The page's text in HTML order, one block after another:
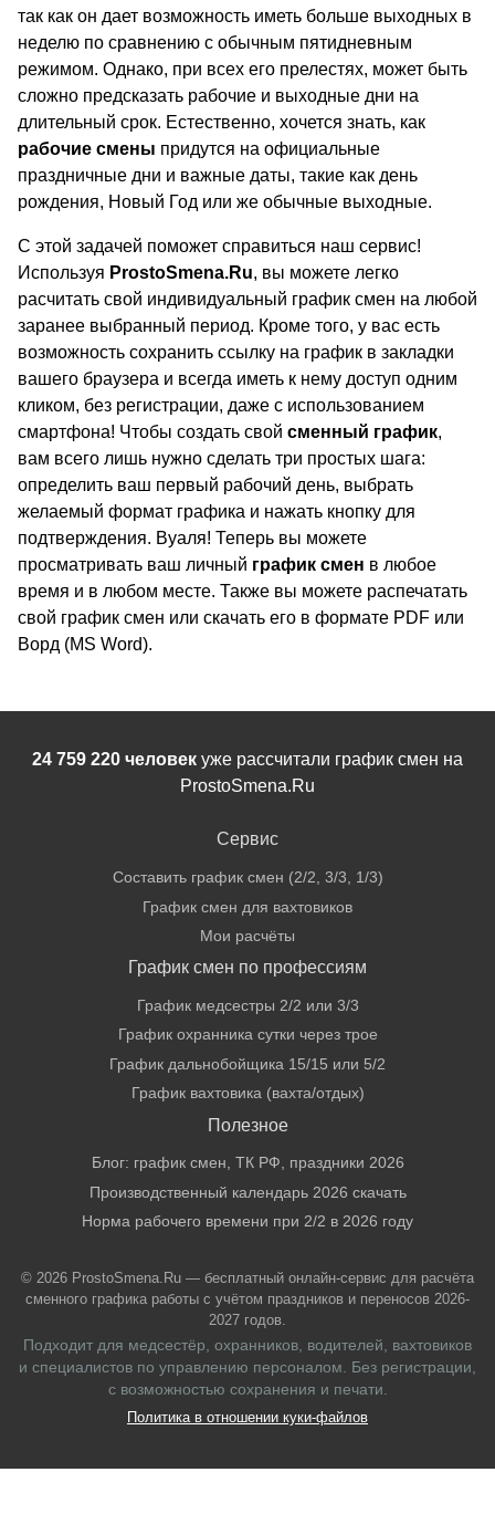
так как он дает возможность иметь больше выходных в
неделю по сравнению с обычным пятидневным
режимом. Однако, при всех его прелестях, может быть
сложно предсказать рабочие и выходные дни на
длительный срок. Естественно, хочется знать, как
рабочие смены придутся на официальные
праздничные дни и важные даты, такие как день
рождения, Новый Год или же обычные выходные.
С этой задачей поможет справиться наш сервис!
Используя ProstoSmena.Ru, вы можете легко
расчитать свой индивидуальный график смен на любой
заранее выбранный период. Кроме того, у вас есть
возможность сохранить ссылку на график в закладки
вашего браузера и всегда иметь к нему доступ одним
кликом, без регистрации, даже с использованием
смартфона! Чтобы создать свой сменный график,
вам всего лишь нужно сделать три простых шага:
определить ваш первый рабочий день, выбрать
желаемый формат графика и нажать кнопку для
подтверждения. Вуаля! Теперь вы можете
просматривать ваш личный график смен в любое
время и в любом месте. Также вы можете распечатать
свой график смен или скачать его в формате PDF или
Ворд (MS Word).
24 759 220 человек уже рассчитали график смен на
ProstoSmena.Ru
Сервис
Составить график смен (2/2, 3/3, 1/3)
График смен для вахтовиков
Мои расчёты
График смен по профессиям
График медсестры 2/2 или 3/3
График охранника сутки через трое
График дальнобойщика 15/15 или 5/2
График вахтовика (вахта/отдых)
Полезное
Блог: график смен, ТК РФ, праздники 2026
Производственный календарь 2026 скачать
Норма рабочего времени при 2/2 в 2026 году
© 2026 ProstoSmena.Ru — бесплатный онлайн-сервис для расчёта
сменного графика работы с учётом праздников и переносов 2026-
2027 годов.
Подходит для медсестёр, охранников, водителей, вахтовиков
и специалистов по управлению персоналом. Без регистрации,
с возможностью сохранения и печати.
Политика в отношении куки-файлов